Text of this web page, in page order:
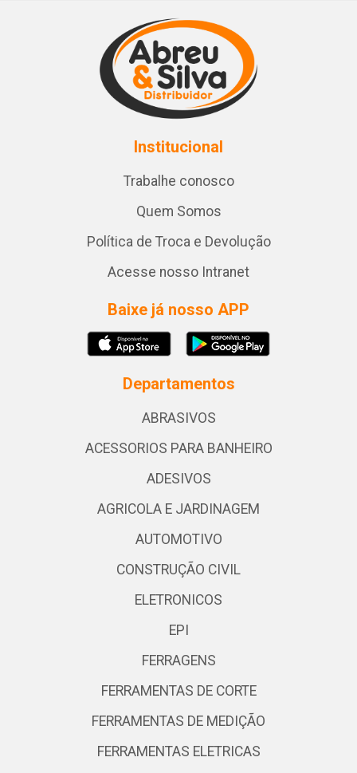
Institucional
Trabalhe conosco
Quem Somos
Política de Troca e Devolução
Acesse nosso Intranet
Baixe já nosso APP
Departamentos
ABRASIVOS
ACESSORIOS PARA BANHEIRO
ADESIVOS
AGRICOLA E JARDINAGEM
AUTOMOTIVO
CONSTRUÇÃO CIVIL
ELETRONICOS
EPI
FERRAGENS
FERRAMENTAS DE CORTE
FERRAMENTAS DE MEDIÇÃO
FERRAMENTAS ELETRICAS